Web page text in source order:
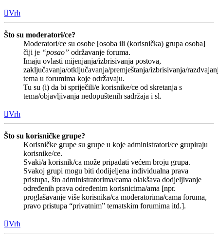
Vrh
Što su moderatori/ce?
Moderatori/ce su osobe [osoba ili (korisnička) grupa osoba]
čiji je “posao” održavanje foruma.
Imaju ovlasti mijenjanja/izbrisivanja postova,
zaključavanja/otključavanja/premještanja/izbrisivanja/
tema u forumima koje održavaju.
Tu su (i) da bi spriječili/e korisnike/ce od skretanja s
tema/objavljivanja nedopuštenih sadržaja i sl.
Vrh
Što su korisničke grupe?
Korisničke grupe su grupe u koje administratori/ce grupiraju
korisnike/ce.
Svaki/a korisnik/ca može pripadati većem broju grupa.
Svakoj grupi mogu biti dodijeljena individualna prava
pristupa, što administratorima/cama olakšava dodjeljivanje
određenih prava određenim korisnicima/ama [npr.
proglašavanje više korisnika/ca moderatorima/cama foruma,
pravo pristupa “privatnim” tematskim forumima itd.].
Vrh